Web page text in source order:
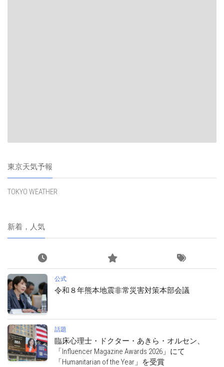
東京天気予報
TOKYO WEATHER
新着，人気
公式
令和８年熊本地震非常災害対策本部会議
話題
臨床心理士・ドクター・あきら・オルセン、
「Influencer Magazine Awards 2026」にて
「Humanitarian of the Year」を受賞